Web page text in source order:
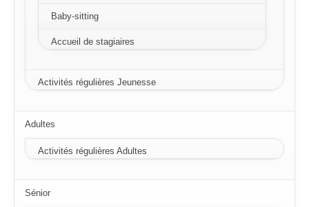
Baby-sitting
Accueil de stagiaires
Activités régulières Jeunesse
Adultes
Activités régulières Adultes
Sénior